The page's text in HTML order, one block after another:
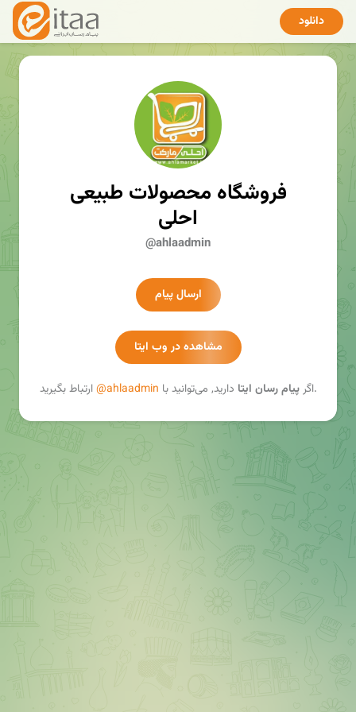
دانلود
فروشگاه محصولات طبیعی
احلی
@ahlaadmin
ارسال پیام
مشاهده در وب ایتا
اگرپیام رسان ایتا دارید, می‌توانید با @ahlaadmin ارتباط بگیرید.